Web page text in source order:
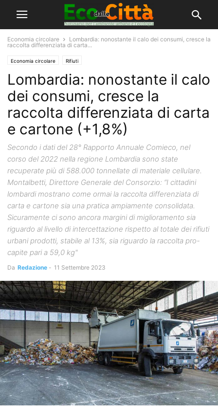
Economia circolare
Lombardia: nonostante il calo dei consumi, cresce la
raccolta differenziata di carta...
Economia circolare Rifiuti
Lombardia: nonostante il calo
dei consumi, cresce la
raccolta differenziata di carta
e cartone (+1,8%)
Secondo i dati del 28° Rapporto Annuale Comieco, nel
corso del 2022 nella regione Lombardia sono state
recuperate più di 588.000 tonnellate di materiale cellulare.
Montalbetti, Direttore Generale del Consorzio: “I cittadini
lombardi mostrano come ormai la raccolta differenziata di
carta e cartone sia una pratica ampiamente consolidata.
Sicuramente ci sono ancora margini di miglioramento sia
riguardo al livello di intercettazione rispetto al totale dei rifiuti
urbani prodotti, stabile al 13%, sia riguardo la raccolta pro-
capite pari a 59,0 kg"
Da Redazione - 11 Settembre 2023